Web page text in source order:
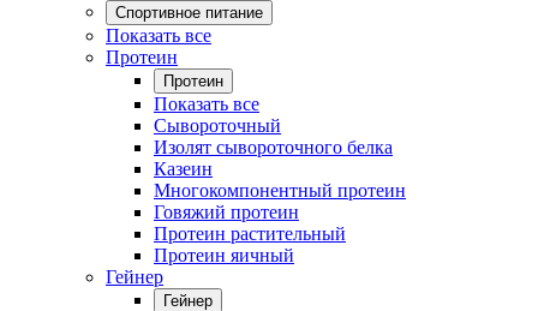
Спортивное питание
Показать все
Протеин
Протеин
Показать все
Сывороточный
Изолят сывороточного белка
Казеин
Многокомпонентный протеин
Говяжий протеин
Протеин растительный
Протеин яичный
Гейнер
Гейнер